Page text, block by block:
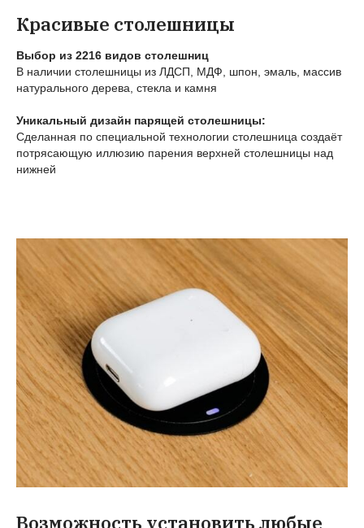
Красивые столешницы
Выбор из 2216 видов столешниц
В наличии столешницы из ЛДСП, МДФ, шпон, эмаль, массив
натурального дерева, стекла и камня
Уникальный дизайн парящей столешницы:
Сделанная по специальной технологии столешница создаёт
потрясающую иллюзию парения верхней столешницы над
нижней
Возможность установить любые